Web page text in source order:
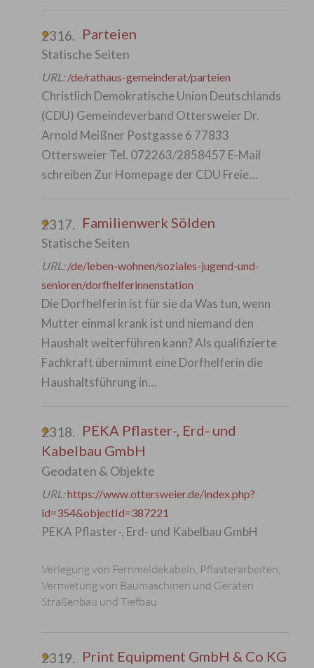
2316. Parteien
Statische Seiten
URL:/de/rathaus-gemeinderat/parteien
Christlich Demokratische Union Deutschlands
(CDU) Gemeindeverband Ottersweier Dr.
Arnold Meißner Postgasse 6 77833
Ottersweier Tel. 072263/2858457 E-Mail
schreiben Zur Homepage der CDU Freie…
2317. Familienwerk Sölden
Statische Seiten
URL:/de/leben-wohnen/soziales-jugend-und-
senioren/dorfhelferinnenstation
Die Dorfhelferin ist für sie da Was tun, wenn
Mutter einmal krank ist und niemand den
Haushalt weiterführen kann? Als qualifizierte
Fachkraft übernimmt eine Dorfhelferin die
Haushaltsführung in…
2318. PEKA Pflaster-, Erd- und
Kabelbau GmbH
Geodaten & Objekte
URL:https://www.ottersweier.de/index.php?
id=354&objectId=387221
PEKA Pflaster-, Erd- und Kabelbau GmbH
Verlegung von Fernmeldekabeln, Pflasterarbeiten,
Vermietung von Baumaschinen und Geräten
Straßenbau und Tiefbau
2319. Print Equipment GmbH & Co KG